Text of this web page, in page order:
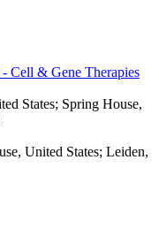
Cell & Gene Therapies
States; Spring House,
United States; Leiden,